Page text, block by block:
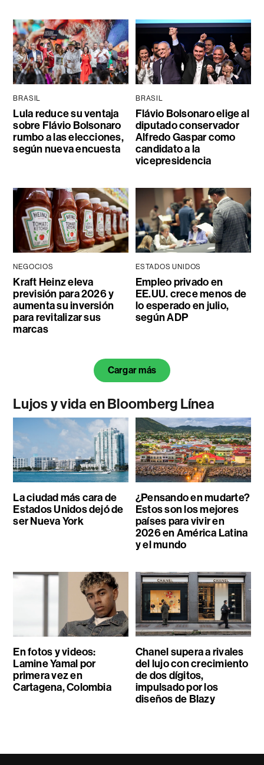
BRASIL
Lula reduce su ventaja
sobre Flávio Bolsonaro
rumbo a las elecciones,
según nueva encuesta
BRASIL
Flávio Bolsonaro elige al
diputado conservador
Alfredo Gaspar como
candidato a la
vicepresidencia
NEGOCIOS
Kraft Heinz eleva
previsión para 2026 y
aumenta su inversión
para revitalizar sus
marcas
ESTADOS UNIDOS
Empleo privado en
EE.UU. crece menos de
lo esperado en julio,
según ADP
Cargar más
Lujos y vida en Bloomberg Línea
La ciudad más cara de
Estados Unidos dejó de
ser Nueva York
¿Pensando en mudarte?
Estos son los mejores
países para vivir en
2026 en América Latina
y el mundo
En fotos y videos:
Lamine Yamal por
primera vez en
Cartagena, Colombia
Chanel supera a rivales
del lujo con crecimiento
de dos dígitos,
impulsado por los
diseños de Blazy